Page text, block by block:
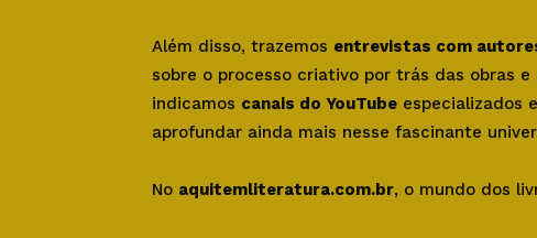
Além disso, trazemos entrevistas com
sobre o processo criativo por trás das obras
indicamos canais do YouTube especializados
aprofundar ainda mais nesse fascinante
No aquitemliteratura.com.br, o mundo dos